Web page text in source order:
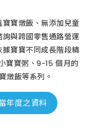
寶燉飯、無添加兒童
與跨國零售通路營運
寶寶不同成長階段精
寶寶粥、9-15 個月的
燉飯等系列。
年度之資料